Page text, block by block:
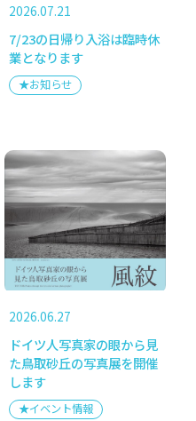
2026.07.21
7/23の日帰り入浴は臨時休
業となります
★お知らせ
2026.06.27
ドイツ人写真家の眼から見
た鳥取砂丘の写真展を開催
します
★イベント情報